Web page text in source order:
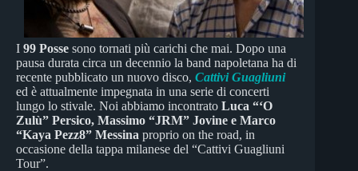
I 99 Posse sono tornati più carichi che mai. Dopo una
pausa durata circa un decennio la band napoletana ha di
recente pubblicato un nuovo disco, Cattivi Guagliuni
ed è attualmente impegnata in una serie di concerti
lungo lo stivale. Noi abbiamo incontrato Luca “‘O
Zulù” Persico, Massimo “JRM” Jovine e Marco
“Kaya Pezz8” Messina proprio on the road, in
occasione della tappa milanese del “Cattivi Guagliuni
Tour”.